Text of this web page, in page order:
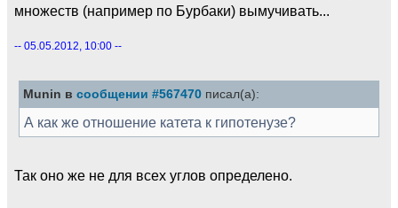
множеств (например по Бурбаки) вымучивать...
-- 05.05.2012, 10:00 --
Munin в сообщении #567470 писал(а):
А как же отношение катета к гипотенузе?
Так оно же не для всех углов определено.